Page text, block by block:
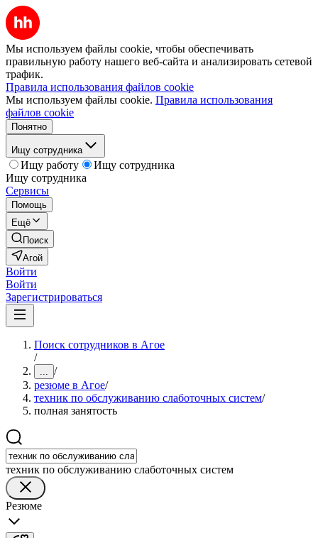
Мы используем файлы cookie, чтобы обеспечивать
правильную работу нашего веб-сайта и анализировать сетевой
трафик.
Правила использования файлов cookie
Мы используем файлы cookie. Правила использования
файлов cookie
Понятно
Ищу сотрудника
Ищу работу
Ищу сотрудника
Ищу сотрудника
Сервисы
Помощь
Ещё
Поиск
Агой
Войти
Войти
Зарегистрироваться
Поиск сотрудников в Агое
/
... /
резюме в Агое/
техник по обслуживанию слаботочных систем/
полная занятость
техник по обслуживанию слаботочных систем
Резюме